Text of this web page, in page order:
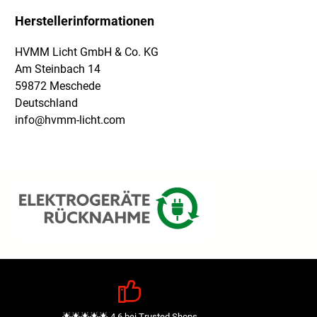
Herstellerinformationen
HVMM Licht GmbH & Co. KG
Am Steinbach 14
59872 Meschede
Deutschland
info@hvmm-licht.com